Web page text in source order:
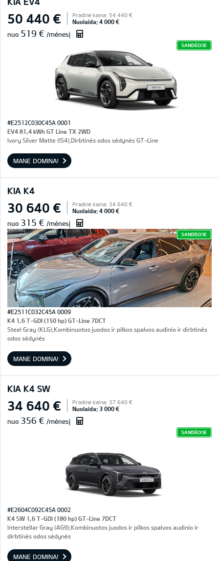
50 440 € Pradinė kaina: 54 440 €
Nuolaida: 4 000 €
nuo 519 € /mėnesį
SANDĖLYJE
#E2512C030C45A 0001
EV4 81,4 kWh GT Line TX 2WD
Ivory Silver Matte (IS4),Dirbtinės odos sėdynės GT-Line
MANE DOMINA!
KIA K4
30 640 € Pradinė kaina: 34 640 €
Nuolaida: 4 000 €
nuo 315 € /mėnesį
SANDĖLYJE
#E2511C032C45A 0009
K4 1,6 T-GDI (150 hp) GT-Line 7DCT
Steel Gray (KLG),Kombinuotos juodos ir pilkos spalvos audinio ir dirbtinės
odos sėdynės
MANE DOMINA!
KIA K4 SW
34 640 € Pradinė kaina: 37 640 €
Nuolaida: 3 000 €
nuo 356 € /mėnesį
SANDĖLYJE
#E2604C092C45A 0002
K4 SW 1,6 T-GDI (180 hp) GT-Line 7DCT
Interstellar Gray (AG9),Kombinuotos juodos ir pilkos spalvos audinio ir
dirbtinės odos sėdynės
MANE DOMINA!